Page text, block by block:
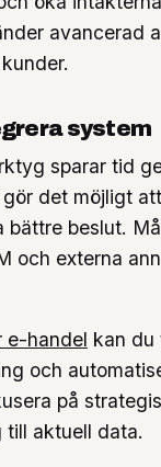
avancerad
system
sparar tid
det möjligt
bättre beslut.
och externa
e-handel kan du
och
på
aktuell data.